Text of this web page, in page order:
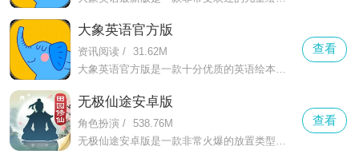
大象英语官方版
资讯阅读 /
31.62M
大象英语官方版是一款十分优质的英语绘本学习软件，这款软件专为广大儿童打造，拥有非常丰富的绘本童谣等你来学习，可以帮助孩子更好的进行英语学习的启蒙，带给用户更好的学习服务。
查看
无极仙途安卓版
角色扮演 / 538.76M
查看